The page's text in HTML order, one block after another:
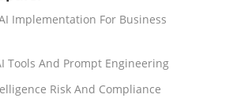
Implementation For Business
Tools And Prompt Engineering
Risk And Compliance